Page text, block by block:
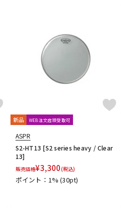
新品 WEB注文店頭受取可
ASPR
S2-HT13 [S2 series heavy / Clear
13]
販売価格¥3,300(税込)
ポイント：1%(30pt)